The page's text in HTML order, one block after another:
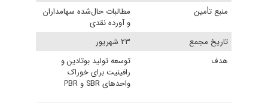
منبع تأمین
مطالبات حال‌شده سهامداران
و آورده نقدی
تاریخ مجمع
۲۳ شهریور
هدف
توسعه تولید بوتادین و
رافینیت برای خوراک
واحدهای SBR و PBR